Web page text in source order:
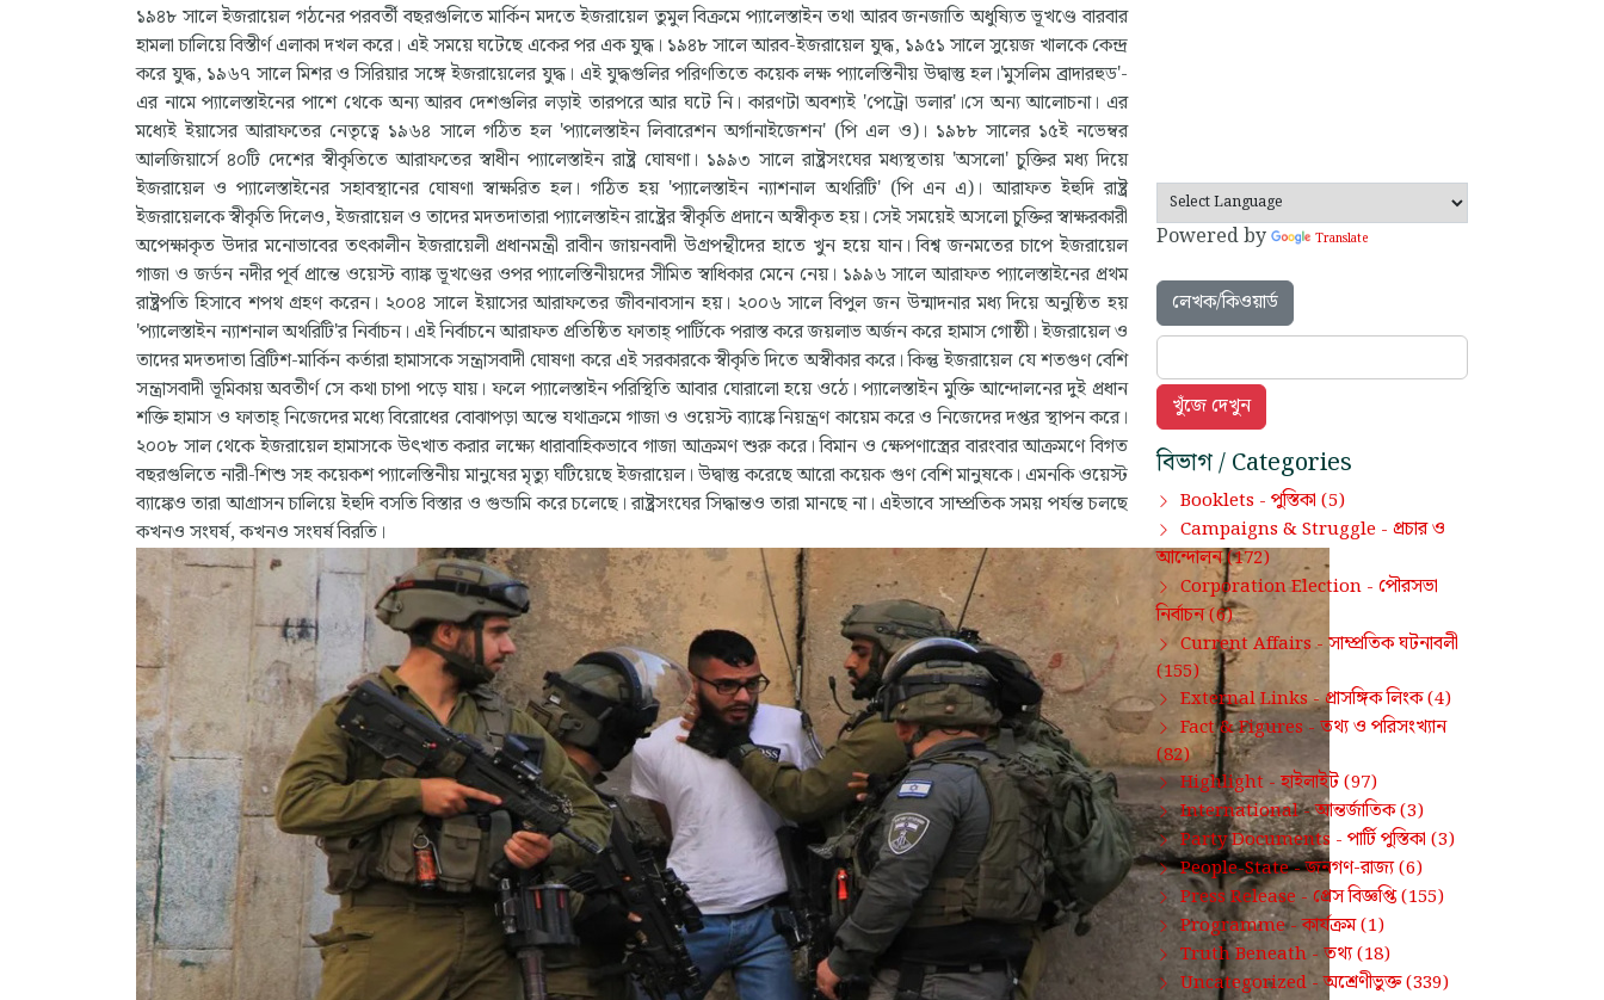
১৯৪৮ সালে ইজরায়েল গঠনের পরবর্তী বছরগুলিতে মার্কিন মদতে ইজরায়েল তুমুল বিক্রমে প্যালেস্তাইন তথা আরব জনজাতি অধুষ্যিত ভূখণ্ডে বারবার
হামলা চালিয়ে বিস্তীর্ণ এলাকা দখল করে। এই সময়ে ঘটেছে একের পর এক যুদ্ধ। ১৯৪৮ সালে আরব-ইজরায়েল যুদ্ধ, ১৯৫১ সালে সুয়েজ খালকে কেন্দ্র
করে যুদ্ধ, ১৯৬৭ সালে মিশর ও সিরিয়ার সঙ্গে ইজরায়েলের যুদ্ধ। এই যুদ্ধগুলির পরিণতিতে কয়েক লক্ষ প্যালেস্তিনীয় উদ্বাস্তু হল।'মুসলিম ব্রাদারহুড'-
এর নামে প্যালেস্তাইনের পাশে থেকে অন্য আরব দেশগুলির লড়াই তারপরে আর ঘটে নি। কারণটা অবশ্যই 'পেট্রো ডলার'।সে অন্য আলোচনা। এর
মধ্যেই ইয়াসের আরাফতের নেতৃত্বে ১৯৬৪ সালে গঠিত হল 'প্যালেস্তাইন লিবারেশন অর্গানাইজেশন' (পি এল ও)। ১৯৮৮ সালের ১৫ই নভেম্বর
আলজিয়ার্সে ৪০টি দেশের স্বীকৃতিতে আরাফতের স্বাধীন প্যালেস্তাইন রাষ্ট্র ঘোষণা। ১৯৯৩ সালে রাষ্ট্রসংঘের মধ্যস্থতায় 'অসলো' চুক্তির মধ্য দিয়ে
ইজরায়েল ও প্যালেস্তাইনের সহাবস্থানের ঘোষণা স্বাক্ষরিত হল। গঠিত হয় 'প্যালেস্তাইন ন্যাশনাল অথরিটি' (পি এন এ)। আরাফত ইহুদি রাষ্ট্র
ইজরায়েলকে স্বীকৃতি দিলেও, ইজরায়েল ও তাদের মদতদাতারা প্যালেস্তাইন রাষ্ট্রের স্বীকৃতি প্রদানে অস্বীকৃত হয়। সেই সময়েই অসলো চুক্তির স্বাক্ষরকারী
অপেক্ষাকৃত উদার মনোভাবের তৎকালীন ইজরায়েলী প্রধানমন্ত্রী রাবীন জায়নবাদী উগ্রপন্থীদের হাতে খুন হয়ে যান। বিশ্ব জনমতের চাপে ইজরায়েল
গাজা ও জর্ডন নদীর পূর্ব প্রান্তে ওয়েস্ট ব্যাঙ্ক ভূখণ্ডের ওপর প্যালেস্তিনীয়দের সীমিত স্বাধিকার মেনে নেয়। ১৯৯৬ সালে আরাফত প্যালেস্তাইনের প্রথম
রাষ্ট্রপতি হিসাবে শপথ গ্রহণ করেন। ২০০৪ সালে ইয়াসের আরাফতের জীবনাবসান হয়। ২০০৬ সালে বিপুল জন উন্মাদনার মধ্য দিয়ে অনুষ্ঠিত হয়
'প্যালেস্তাইন ন্যাশনাল অথরিটি'র নির্বাচন। এই নির্বাচনে আরাফত প্রতিষ্ঠিত ফাতাহ্ পার্টিকে পরাস্ত করে জয়লাভ অর্জন করে হামাস গোষ্ঠী। ইজরায়েল ও
তাদের মদতদাতা ব্রিটিশ-মার্কিন কর্তারা হামাসকে সন্ত্রাসবাদী ঘোষণা করে এই সরকারকে স্বীকৃতি দিতে অস্বীকার করে। কিন্তু ইজরায়েল যে শতগুণ বেশি
সন্ত্রাসবাদী ভূমিকায় অবতীর্ণ সে কথা চাপা পড়ে যায়। ফলে প্যালেস্তাইন পরিস্থিতি আবার ঘোরালো হয়ে ওঠে। প্যালেস্তাইন মুক্তি আন্দোলনের দুই প্রধান
শক্তি হামাস ও ফাতাহ্ নিজেদের মধ্যে বিরোধের বোঝাপড়া অন্তে যথাক্রমে গাজা ও ওয়েস্ট ব্যাঙ্কে নিয়ন্ত্রণ কায়েম করে ও নিজেদের দপ্তর স্থাপন করে।
২০০৮ সাল থেকে ইজরায়েল হামাসকে উৎখাত করার লক্ষ্যে ধারাবাহিকভাবে গাজা আক্রমণ শুরু করে। বিমান ও ক্ষেপণাস্ত্রের বারংবার আক্রমণে বিগত
বছরগুলিতে নারী-শিশু সহ কয়েকশ প্যালেস্তিনীয় মানুষের মৃত্যু ঘটিয়েছে ইজরায়েল। উদ্বাস্তু করেছে আরো কয়েক গুণ বেশি মানুষকে। এমনকি ওয়েস্ট
ব্যাঙ্কেও তারা আগ্রাসন চালিয়ে ইহুদি বসতি বিস্তার ও গুন্ডামি করে চলেছে। রাষ্ট্রসংঘের সিদ্ধান্তও তারা মানছে না। এইভাবে সাম্প্রতিক সময় পর্যন্ত চলছে
কখনও সংঘর্ষ, কখনও সংঘর্ষ বিরতি।
Powered by Translate
লেখক/কিওয়ার্ড
বিভাগ / Categories
Booklets - পুস্তিকা (5)
Campaigns & Struggle - প্রচার ও
আন্দোলন(172)
Corporation Election - পৌরসভা
নির্বাচন(6)
Current Affairs -সাম্প্রতিক ঘটনাবলী
(155)
External Links -প্রাসঙ্গিক লিংক(4)
Fact & Figures - তথ্য ও পরিসংখ্যান
(82)
Highlight -হাইলাইট(97)
International -আন্তর্জাতিক(3)
Party Documents - পার্টি পুস্তিকা (3)
People-State -জনগণ-রাজ্য(6)
Press Release -প্রেস বিজ্ঞপ্তি(155)
Programme -কার্যক্রম(1)
Truth Beneath - তথ্য(18)
Uncategorized -অশ্রেণীভুক্ত(339)